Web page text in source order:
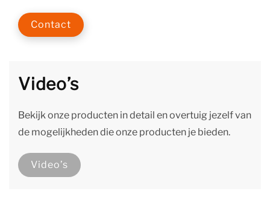
Contact
Video’s
Bekijk onze producten in detail en overtuig jezelf van
de mogelijkheden die onze producten je bieden.
Video’s